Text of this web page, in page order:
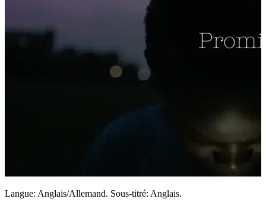
Langue: Anglais/Allemand. Sous-titré: Anglais.